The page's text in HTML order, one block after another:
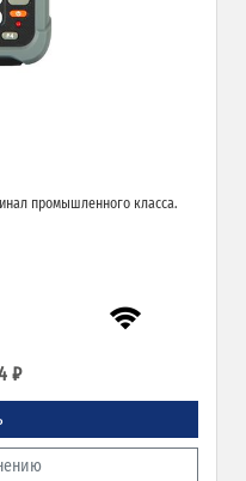
промышленного класса.
₽